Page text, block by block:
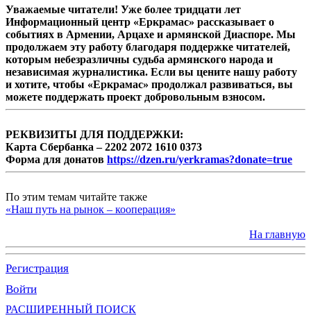
Уважаемые читатели! Уже более тридцати лет
Информационный центр «Еркрамас» рассказывает о
событиях в Армении, Арцахе и армянской Диаспоре. Мы
продолжаем эту работу благодаря поддержке читателей,
которым небезразличны судьба армянского народа и
независимая журналистика. Если вы цените нашу работу
и хотите, чтобы «Еркрамас» продолжал развиваться, вы
можете поддержать проект добровольным взносом.
РЕКВИЗИТЫ ДЛЯ ПОДДЕРЖКИ:
Карта Сбербанка – 2202 2072 1610 0373
Форма для донатов https://dzen.ru/yerkramas?donate=true
По этим темам читайте также
«Наш путь на рынок – кооперация»
На главную
Регистрация
Войти
РАСШИРЕННЫЙ ПОИСК